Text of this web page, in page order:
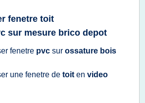
fenetre toit
sur mesure brico depot
fenetre pvc sur ossature bois
une fenetre de toit en video